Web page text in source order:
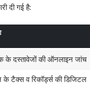
दी गई है:
के दस्तावेजों की ऑनलाइन जांच
के टैक्स व रिकॉर्ड्स की डिजिटल